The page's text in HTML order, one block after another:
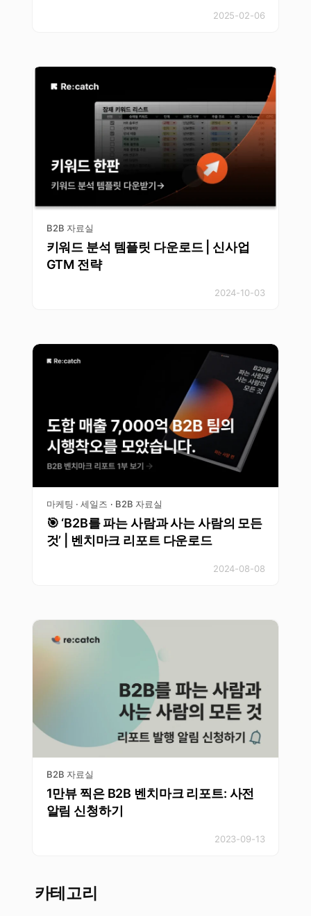
2025-02-06
B2B 자료실
키워드 분석 템플릿 다운로드 | 신사업
GTM 전략
2024-10-03
마케팅 · 세일즈 · B2B 자료실
🎯 ‘B2B를 파는 사람과 사는 사람의 모든
것’ | 벤치마크 리포트 다운로드
2024-08-08
B2B 자료실
1만뷰 찍은 B2B 벤치마크 리포트: 사전
알림 신청하기
2023-09-13
카테고리